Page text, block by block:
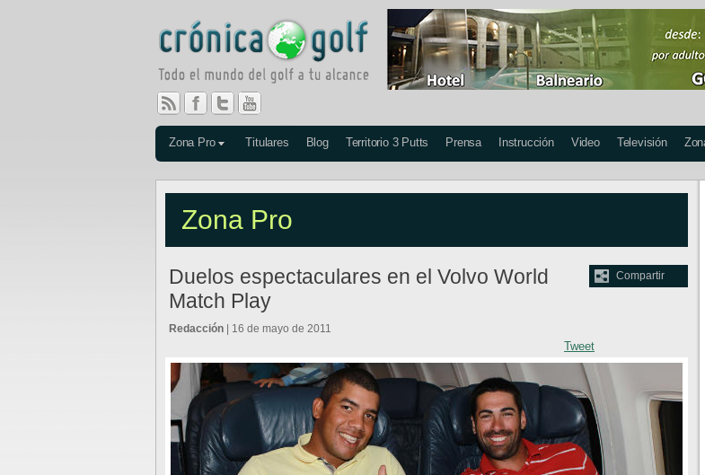
Zona Pro Titulares Blog Territorio 3 Putts Prensa Instrucción Video Televisión
Zona Pro
Compartir
Duelos espectaculares en el Volvo World
Match Play
Tweet
Redacción | 16 de mayo de 2011